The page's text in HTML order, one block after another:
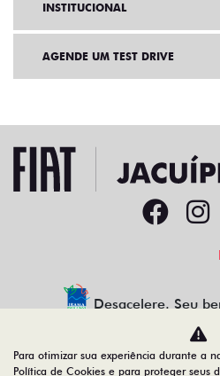
INSTITUCIONAL
AGENDE UM TEST DRIVE
Desacelere. Seu
Para otimizar sua experiência durante a
Política de Cookies e para proteger seus